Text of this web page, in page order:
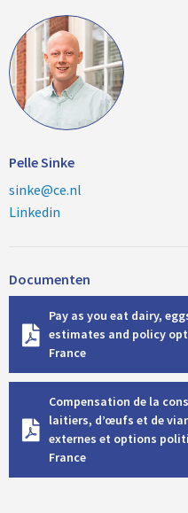
Pelle Sinke
sinke@ce.nl
Linkedin
Documenten
Pay as you eat dairy,
estimates and policy
France
l
Compensation de la
laitiers, d’œufs et de
externes et options
France
o